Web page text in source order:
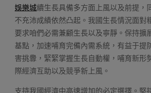
娛樂城續生長具備多方面上風以及前提，
不充沛成績依然凸起。我國生長情況面對
要求咱們必需兼顧生長以及寧靜。保持擴
基點，加速哺育完備內需系統，有益于提
害挑釁，緊緊掌握生長自動權，哺育新形
際經濟互助以及競爭新上風。
支持我國經濟中高速增加的必定選擇。堅